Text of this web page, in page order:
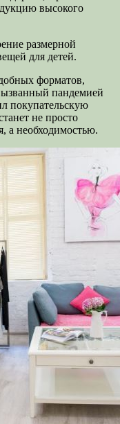
высокого
размерной
для детей.
форматов,
пандемией
покупательскую
не просто
а необходимостью.